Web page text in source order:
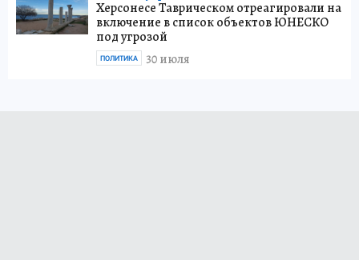
Херсонесе Таврическом отреагировали на
включение в список объектов ЮНЕСКО
под угрозой
30 июля
ПОЛИТИКА